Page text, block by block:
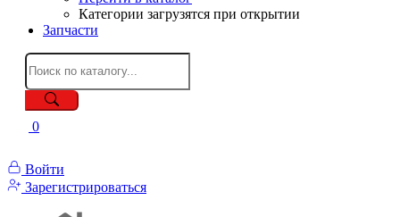
Категории загрузятся при открытии
Запчасти
0
Войти
Зарегистрироваться